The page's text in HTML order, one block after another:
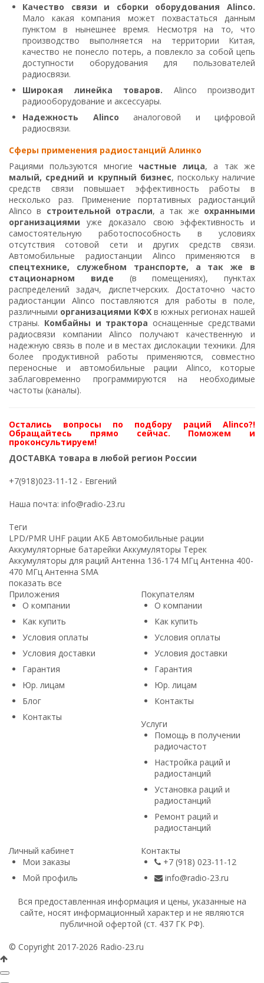
Качество связи и сборки оборудования Alinco.
Мало какая компания может похвастаться данным
пунктом в нынешнее время. Несмотря на то, что
производство выполняется на территории Китая,
качество не понесло потерь, а повлекло за собой цепь
доступности оборудования для пользователей
радиосвязи.
Широкая линейка товаров. Alinco производит
радиооборудование и аксессуары.
Надежность Alinco аналоговой и цифровой
радиосвязи.
Сферы применения радиостанций Алинко
Рациями пользуются многие частные лица, а так же
малый, средний и крупный бизнес, поскольку наличие
средств связи повышает эффективность работы в
несколько раз. Применение портативных радиостанций
Alinco в строительной отрасли, а так же охранными
организациями уже доказало свою эффективность и
самостоятельную работоспособность в условиях
отсутствия сотовой сети и других средств связи.
Автомобильные радиостанции Alinco применяются в
спецтехнике, служебном транспорте, а так же в
стационарном виде (в помещениях), пунктах
распределений задач, диспетчерских. Достаточно часто
радиостанции Alinco поставляются для работы в поле,
различными организациями КФХ в южных регионах нашей
страны. Комбайны и трактора оснащенные средствами
радиосвязи компании Alinco получают качественную и
надежную связь в поле и в местах дислокации техники. Для
более продуктивной работы применяются, совместно
переносные и автомобильные рации Alinco, которые
заблаговременно программируются на необходимые
частоты (каналы).
Остались вопросы по подбору раций Alinco?!
Обращайтесь прямо сейчас. Поможем и
проконсультируем!
ДОСТАВКА товара в любой регион России
+7(918)023-11-12 - Евгений
Наша почта: info@radio-23.ru
Теги
LPD/PMR UHF рации АКБ Автомобильные рации
Аккумуляторные батарейки Аккумуляторы Терек
Аккумуляторы для раций Антенна 136-174 МГц Антенна 400-
470 МГц Антенна SMA
показать все
Приложения
О компании
Как купить
Условия оплаты
Условия доставки
Гарантия
Юр. лицам​
Блог
Контакты
Покупателям
О компании
Как купить
Условия оплаты
Условия доставки
Гарантия
Юр. лицам​
Контакты
Услуги
Помощь в получении
радиочастот
Настройка раций и
радиостанций
Установка раций и
радиостанций
Ремонт раций и
радиостанций
Личный кабинет
Мои заказы
Мой профиль
Контакты
+7 (918) 023-11-12
info@radio-23.ru
Вся предоставленная информация и цены, указанные на
сайте, носят информационный характер и не являются
публичной офертой (ст. 437 ГК РФ).
© Copyright 2017-2026 Radio-23.ru